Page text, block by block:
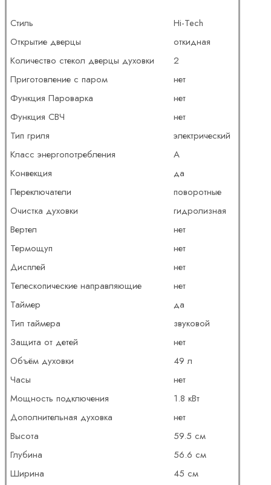
Стиль
Hi-Tech
Открытие дверцы
откидная
Количество стекол дверцы духовки
2
Приготовление с паром
нет
Функция Пароварка
нет
Функция СВЧ
нет
Тип гриля
электрический
Класс энергопотребления
A
Конвекция
да
Переключатели
поворотные
Очистка духовки
гидролизная
Вертел
нет
Термощуп
нет
Дисплей
нет
Телескопические направляющие
нет
Таймер
да
Тип таймера
звуковой
Защита от детей
нет
Объём духовки
49 л
Часы
нет
Мощность подключения
1.8 кВт
Дополнительная духовка
нет
Высота
59.5 см
Глубина
56.6 см
Ширина
45 см